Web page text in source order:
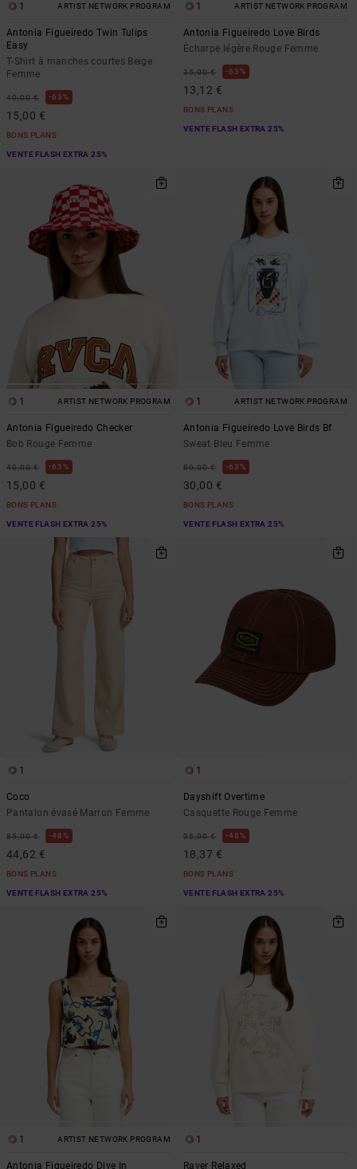
1 ARTIST NETWORK PROGRAM
Antonia Figueiredo Twin Tulips
Easy
T-Shirt à manches courtes Beige
Femme
40,00 € 63%
15,00 €
BONS PLANS
VENTE FLASH EXTRA 25%
1 ARTIST NETWORK PROGRAM
Antonia Figueiredo Love Birds
Écharpe légère Rouge Femme
35,00 € 63%
13,12 €
BONS PLANS
VENTE FLASH EXTRA 25%
1 ARTIST NETWORK PROGRAM
Antonia Figueiredo Checker
Bob Rouge Femme
40,00 € 63%
15,00 €
BONS PLANS
VENTE FLASH EXTRA 25%
1 ARTIST NETWORK PROGRAM
Antonia Figueiredo Love Birds Bf
Sweat Bleu Femme
80,00 € 63%
30,00 €
BONS PLANS
VENTE FLASH EXTRA 25%
1
Coco
Pantalon évasé Marron Femme
85,00 € 48%
44,62 €
BONS PLANS
VENTE FLASH EXTRA 25%
1
Dayshift Overtime
Casquette Rouge Femme
35,00 € 48%
18,37 €
BONS PLANS
VENTE FLASH EXTRA 25%
1 ARTIST NETWORK PROGRAM
Antonia Figueiredo Dive In
1
Raver Relaxed